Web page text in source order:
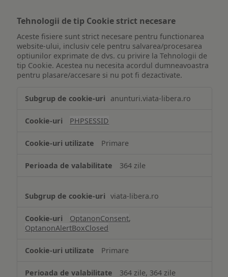
Tehnologii de tip Cookie strict necesare
Aceste fisiere sunt strict necesare pentru functionarea
website-ului, inclusiv cele pentru salvarea/procesarea
optiunilor exprimate de dvs. cu privire la Tehnologii de
tip Cookie. Acestea nu necesita acordul dumneavoastra
pentru plasare/accesare si nu pot fi dezactivate.
de
Cookie
necesare
anunturi.viata-libera.ro
PHPSESSID
Primare
364 zile
viata-libera.ro
OptanonConsent,
OptanonAlertBoxClosed
Primare
364 zile, 364 zile